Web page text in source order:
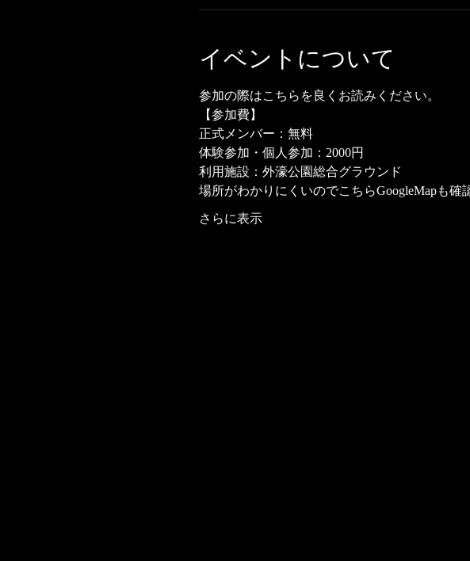
イベントについて
参加の際はこちらを良くお読みください。
【参加費】
正式メンバー：無料
体験参加・個人参加：2000円
利用施設：外濠公園総合グラウンド
場所がわかりにくいのでこちらGoogleMapも確
さらに表示